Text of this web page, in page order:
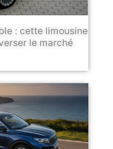
: cette limousine
le marché